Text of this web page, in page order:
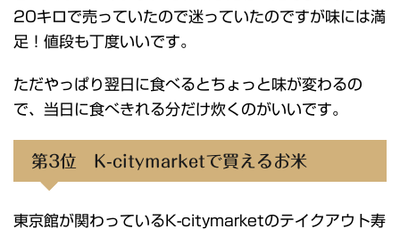
20キロで売っていたので迷っていたのですが味には満
足！値段も丁度いいです。
ただやっぱり翌日に食べるとちょっと味が変わるの
で、当日に食べきれる分だけ炊くのがいいです。
第3位 K-citymarketで買えるお米
東京館が関わっているK-citymarketのテイクアウト寿